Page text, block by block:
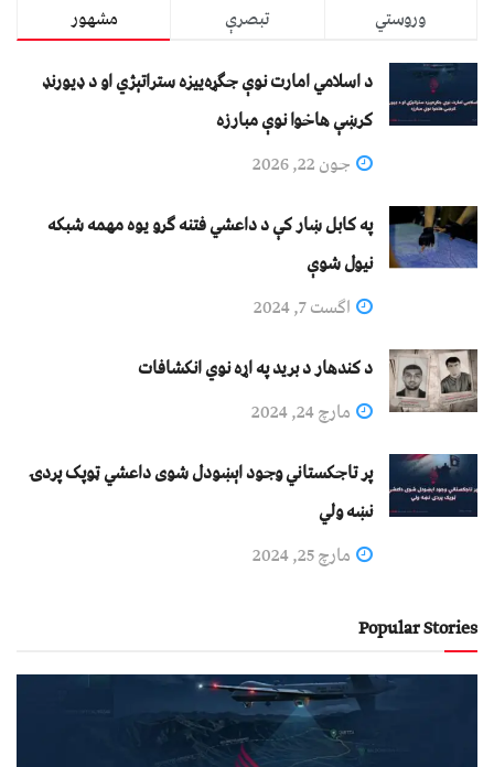
مشهور تبصرې
وروستي
د اسلامي امارت نوې جګړه‌ییزه ستراتېژي او د ډیورنډ
کرښې هاخوا نوې مبارزه
جون 22, 2026
په کابل ښار کې د داعشي فتنه ګرو يوه مهمه شبکه
نيول شوې
اگست 7, 2024
د کندهار د برید په اړه نوي انکشافات
مارچ 24, 2024
پر تاجکستاني وجود اېښودل شوی داعشي ټوپک پردۍ
نښه ولي
مارچ 25, 2024
Popular Stories